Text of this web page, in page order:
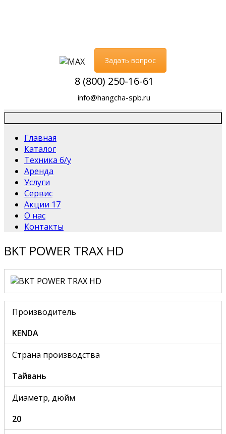
Задать вопрос
8 (800) 250-16-61
info@hangcha-spb.ru
Главная
Каталог
Техника б/у
Аренда
Услуги
Сервис
Акции 17
О нас
Контакты
BKT POWER TRAX HD
Производитель
KENDA
Страна производства
Тайвань
Диаметр, дюйм
20